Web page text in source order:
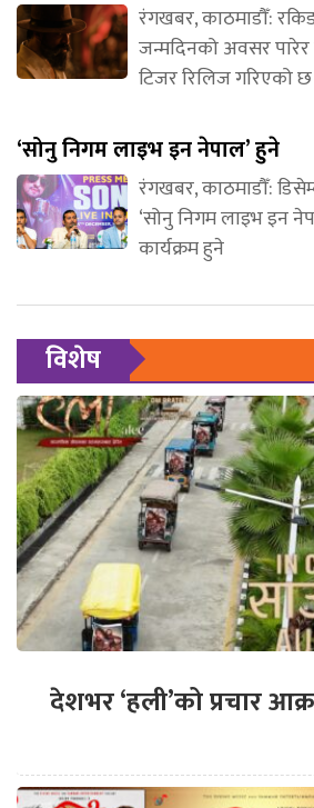
रंगखबर, काठमाडौँ:
जन्मदिनको अवसर
टिजर रिलिज गरिएको
‘सोनु निगम लाइभ इन नेपाल’ हुने
रंगखबर, काठमाडौँ:
‘सोनु निगम लाइभ इन
कार्यक्रम हुने
विशेष
देशभर ‘हली’को प्रचार